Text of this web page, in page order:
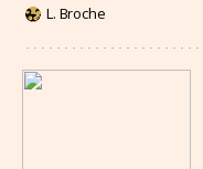
L. Broche